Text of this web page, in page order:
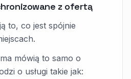
z ofertą
to, co jest spójnie
mówią to samo o
o usługi takie jak: